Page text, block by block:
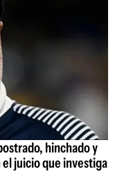
hinchado y
juicio que investiga